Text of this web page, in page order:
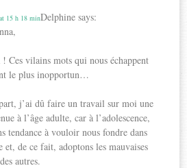
Delphine says:
15 h 18 min
Ces vilains mots qui nous échappent
le plus inopportun…
j’ai dû faire un travail sur moi une
à l’âge adulte, car à l’adolescence,
tendance à vouloir nous fondre dans
et, de ce fait, adoptons les mauvaises
autres.